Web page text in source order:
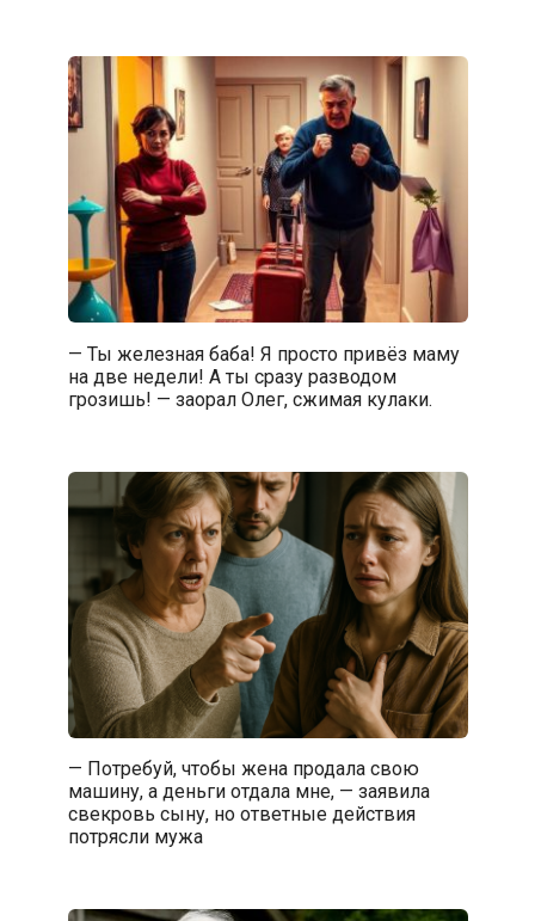
— Ты железная баба! Я просто привёз маму
на две недели! А ты сразу разводом
грозишь! — заорал Олег, сжимая кулаки.
— Потребуй, чтобы жена продала свою
машину, а деньги отдала мне, — заявила
свекровь сыну, но ответные действия
потрясли мужа